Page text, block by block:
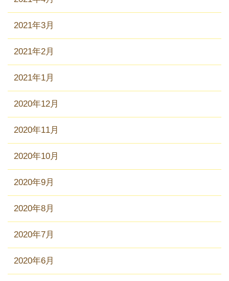
2021年3月
2021年2月
2021年1月
2020年12月
2020年11月
2020年10月
2020年9月
2020年8月
2020年7月
2020年6月